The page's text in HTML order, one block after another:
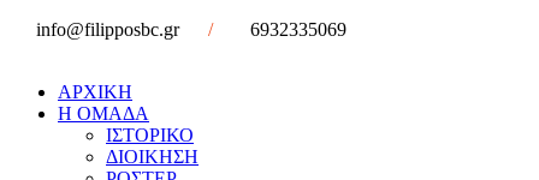
info@filipposbc.gr
/ 6932335069
ΑΡΧΙΚΗ
Η ΟΜΑΔΑ
ΙΣΤΟΡΙΚΟ
ΔΙΟΙΚΗΣΗ